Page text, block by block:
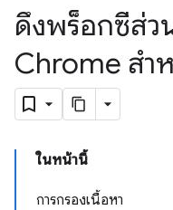
ดึงพร็อกซีส่ว
Chrome สำ
ในหน้านี้
การกรองเนื้อหา